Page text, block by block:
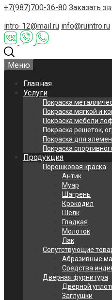
+7(987)700-36-80 Заказать
intro-12@mail.ru info@ruintro.ru
Меню
Главная
Услуги
Покраска
Покраска мягкой и
Покраска мебели
Покраска решеток,
Покраска для
Покраска
Продукция
Порошковая краска
Антик
Муар
Шагрень
Крокодил
Шелк
Гладкая
Молоток
Лак
Сопутствующие
Абразивные
Средства
Дверная фурнитура
Дверной
Заглушки